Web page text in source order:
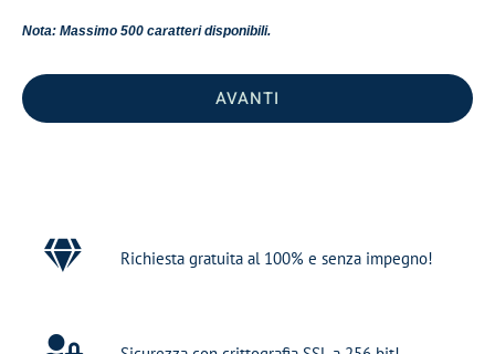
Nota: Massimo 500 caratteri disponibili.
AVANTI
Richiesta gratuita al 100% e senza impegno!